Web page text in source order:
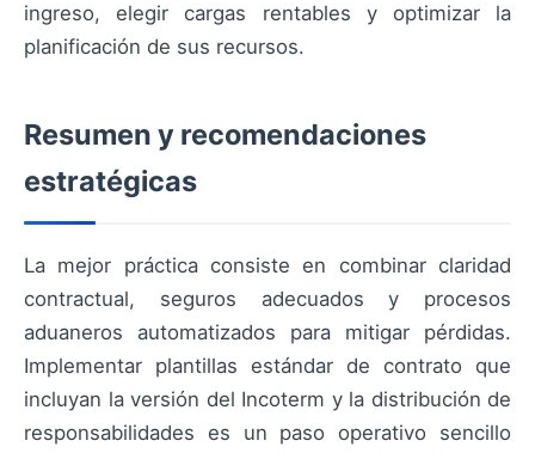
ingreso, elegir cargas rentables y optimizar la
planificación de sus recursos.
Resumen y recomendaciones
estratégicas
La mejor práctica consiste en combinar claridad
contractual, seguros adecuados y procesos
aduaneros automatizados para mitigar pérdidas.
Implementar plantillas estándar de contrato que
incluyan la versión del Incoterm y la distribución de
responsabilidades es un paso operativo sencillo